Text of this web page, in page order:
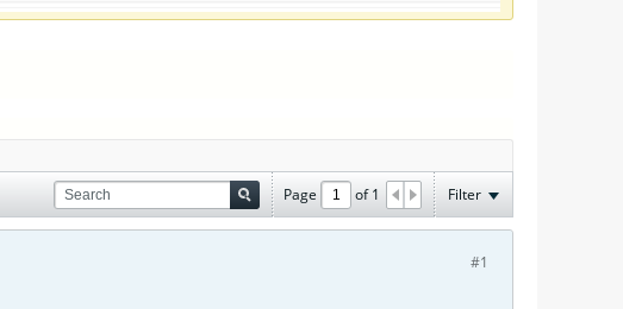
Page of1 Filter
#1